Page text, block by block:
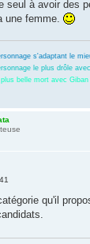
seul à avoir des
une femme.
s'adaptant le
le plus drôle
belle mort avec Giban
qu'il